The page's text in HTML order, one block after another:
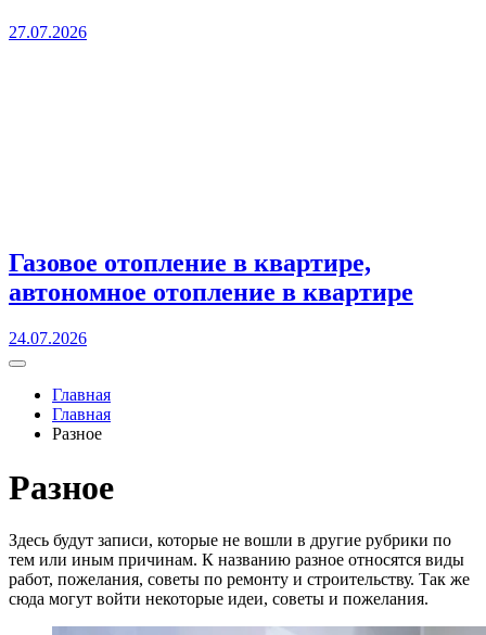
27.07.2026
Газовое отопление в квартире,
автономное отопление в квартире
24.07.2026
Главная
Главная
Разное
Разное
Здесь будут записи, которые не вошли в другие рубрики по
тем или иным причинам. К названию разное относятся виды
работ, пожелания, советы по ремонту и строительству. Так же
сюда могут войти некоторые идеи, советы и пожелания.